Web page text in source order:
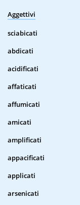
Aggettivi
sciabicati
abdicati
acidificati
affaticati
affumicati
amicati
amplificati
appacificati
applicati
arsenicati